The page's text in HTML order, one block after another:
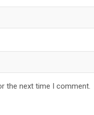
the next time I comment.